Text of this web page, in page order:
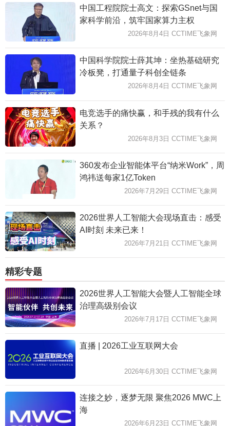
中国工程院院士高文：探索GSnet与国
家科学前沿，筑牢国家算力主权
2026年8月4日 CCTIME飞象网
中国科学院院士薛其坤：坐热基础研究
冷板凳，打通量子科创全链条
2026年8月4日 CCTIME飞象网
电竞选手的痛快赢，和手残的我有什么
关系？
2026年8月3日 CCTIME飞象网
360发布企业智能体平台“纳米Work”，周
鸿祎送每家1亿Token
2026年7月29日 CCTIME飞象网
2026世界人工智能大会现场直击：感受
AI时刻 未来已来！
2026年7月21日 CCTIME飞象网
精彩专题
2026世界人工智能大会暨人工智能全球
治理高级别会议
2026年7月17日 CCTIME飞象网
直播 | 2026工业互联网大会
2026年6月30日 CCTIME飞象网
连接之妙，逐梦无限 聚焦2026 MWC上
海
2026年6月23日 CCTIME飞象网